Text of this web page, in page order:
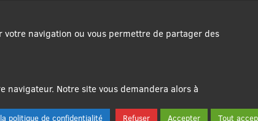
Espace France Services
Les séniors
navigation ou vous permettre de partager des
Notre site vous demandera alors à
politique de confidentialité Refuser Accepter Tout